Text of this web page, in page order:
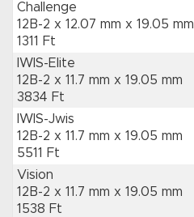
Challenge
12B-2 x 12.07 mm x 19.05 mm
1311 Ft
IWIS-Elite
12B-2 x 11.7 mm x 19.05 mm
3834 Ft
IWIS-Jwis
12B-2 x 11.7 mm x 19.05 mm
5511 Ft
Vision
12B-2 x 11.7 mm x 19.05 mm
1538 Ft